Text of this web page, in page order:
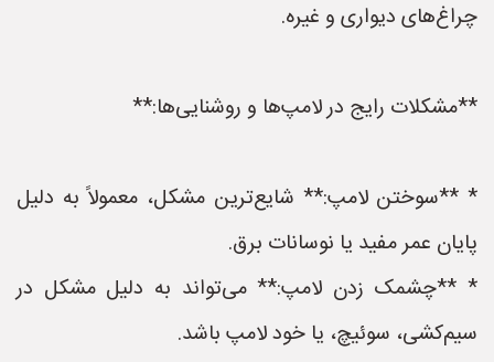
چراغ‌های دیواری و غیره.
**مشکلات رایج در لامپ‌ها و روشنایی‌ها:**
* **سوختن لامپ:** شایع‌ترین مشکل، معمولاً به دلیل
پایان عمر مفید یا نوسانات برق.
* **چشمک زدن لامپ:** می‌تواند به دلیل مشکل در
سیم‌کشی، سوئیچ، یا خود لامپ باشد.